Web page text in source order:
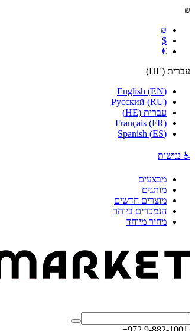
₪
₪
$
€
עברית (
HE
)
English (EN)
Русский (RU)
עברית (
HE
)
Français (FR)
Spanish (ES)
♿ נגישות
מבצעים
מותגים
מוצרים חדשים
הנמכרים ביותר
מחיר מיוחד